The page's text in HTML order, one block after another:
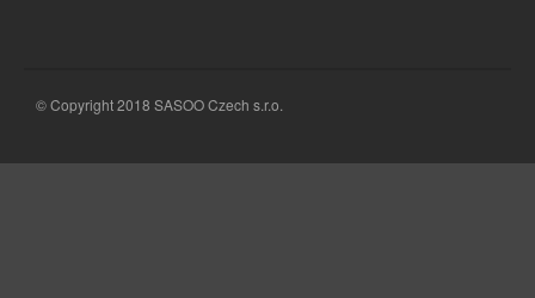
© Copyright 2018 SASOO Czech s.r.o.